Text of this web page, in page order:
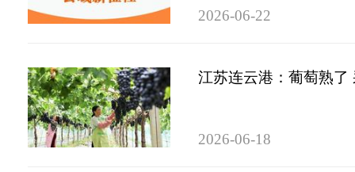
2026-06-22
江苏连云港：葡萄熟了
2026-06-18